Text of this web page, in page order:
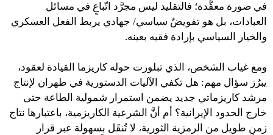
في صورة معقَّدة؛ فالتقليد ليس مجرَّد اتّباعٍ في مسائل
العبادات، بل هو تفويضٌ سياسي/ جهادي يربط الفعل العسكري
والخيار السياسي بإرادة فقيه بعينه.
ومع غياب الشخص، الذي تبلورت حوله كاريزما القيادة لعقود،
يبرُز سؤال مهم: هل تكفي الآليات الدستورية في طهران لإنتاج
مرشد كاريزماتي جديد يضمن استمرار شمولية الطاعة حتى
خارج الحدود الإيرانية؟ أم أنَّ الشرعية الكاريزمية، باعتبارها نتاج
زمنٍ طويل من الرمزية الثورية، لا تُنقَل بسهولة عبر قرار